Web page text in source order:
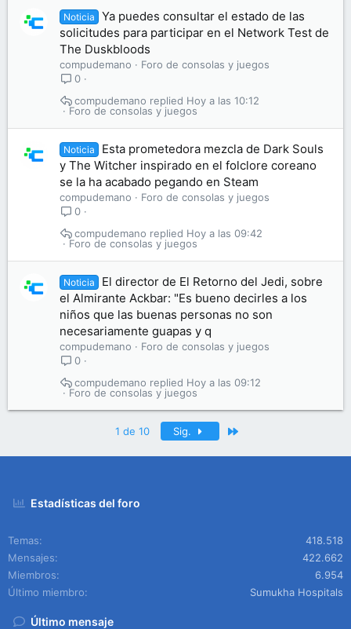
Noticia
Ya puedes consultar el estado de las
solicitudes para participar en el Network Test de
The Duskbloods
compudemano
Foro de consolas y juegos
0
Foro de consolas y juegos
Hoy a las 10:12
compudemano
Noticia
Esta prometedora mezcla de Dark Souls
y The Witcher inspirado en el folclore coreano
se la ha acabado pegando en Steam
compudemano
Foro de consolas y juegos
0
Foro de consolas y juegos
Hoy a las 09:42
compudemano
Noticia
El director de El Retorno del Jedi, sobre
el Almirante Ackbar: "Es bueno decirles a los
niños que las buenas personas no son
necesariamente guapas y q
compudemano
Foro de consolas y juegos
0
Foro de consolas y juegos
Hoy a las 09:12
compudemano
1 de 10 Sig.
Estadísticas del foro
Temas
418.518
Mensajes
422.662
Miembros
6.954
Último miembro
Sumukha Hospitals
Último mensaje